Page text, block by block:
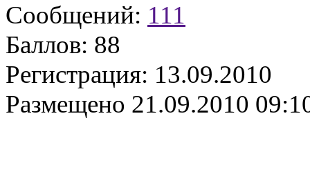
Сообщений: 111
Баллов: 88
Регистрация: 13.09.2010
Размещено 21.09.2010